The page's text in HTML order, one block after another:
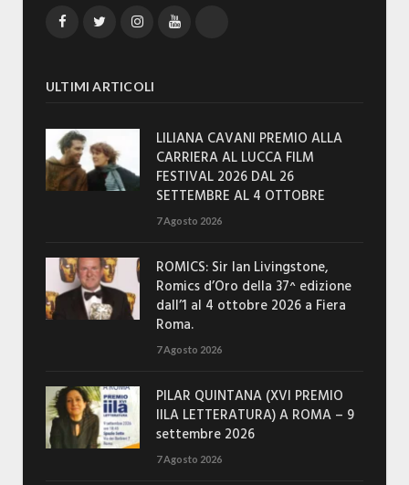
FacebookTwitterInstagramYouTube
ULTIMI ARTICOLI
LILIANA CAVANI PREMIO ALLA
CARRIERA AL LUCCA FILM
FESTIVAL 2026 DAL 26
SETTEMBRE AL 4 OTTOBRE
7 Agosto 2026
ROMICS: Sir Ian Livingstone,
Romics d’Oro della 37^ edizione
dall’1 al 4 ottobre 2026 a Fiera
Roma.
7 Agosto 2026
PILAR QUINTANA (XVI PREMIO
IILA LETTERATURA) A ROMA – 9
settembre 2026
7 Agosto 2026